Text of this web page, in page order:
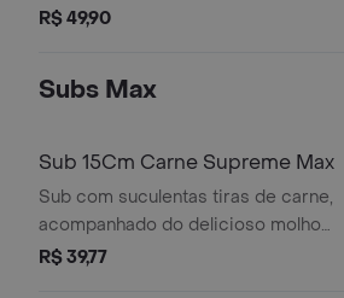
do jeito que você sempre quis. ganhe
pedaços de cookie.
R$ 49,90
Subs Max
Sub 15Cm Carne Supreme Max
Sub com suculentas tiras de carne,
acompanhado do delicioso molho
supreme. imagem meramente
R$ 39,77